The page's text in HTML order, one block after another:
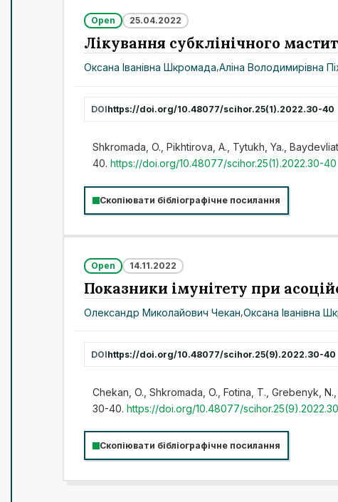
Open 25.04.2022
Лікування субклінічного
Оксана Іванівна Шкромада,Аліна Володимирівна
DOIhttps://doi.org/10.48077/scihor.25(1).2022.30-40
Shkromada, O., Pikhtirova, A., Tytukh, Ya.,
40. https://doi.org/10.48077/scihor.25(1).2022.30-40
Скопіювати бібліографічне посилання
Open 14.11.2022
Показники імунітету при
Олександр Миколайович Чекан,Оксана Іванівна
DOIhttps://doi.org/10.48077/scihor.25(9).2022.30-40
Chekan, O., Shkromada, O., Fotina, T., Grebenyk,
30-40. https://doi.org/10.48077/
Скопіювати бібліографічне посилання